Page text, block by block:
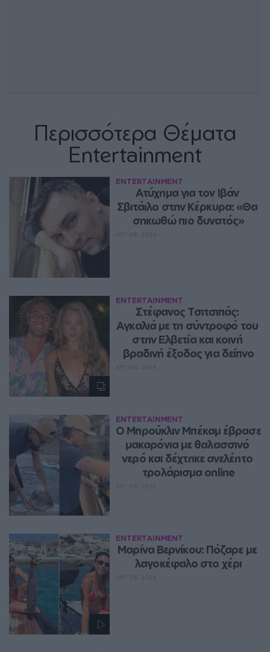
Περισσότερα Θέματα
Entertainment
ENTERTAINMENT
Ατύχημα για τον Ιβάν
Σβιτάιλο στην Κέρκυρα: «Θα
σηκωθώ πιο δυνατός»
ENTERTAINMENT
Στέφανος Τσιτσιπάς:
Αγκαλιά με τη σύντροφό του
στην Ελβετία και κοινή
βραδινή έξοδος για δείπνο
ENTERTAINMENT
Ο Μπρούκλιν Μπέκαμ έβρασε
μακαρόνια με θαλασσινό
νερό και δέχτηκε ανελέητο
τρολάρισμα online
ENTERTAINMENT
Μαρίνα Βερνίκου: Πόζαρε με
λαγοκέφαλο στο χέρι